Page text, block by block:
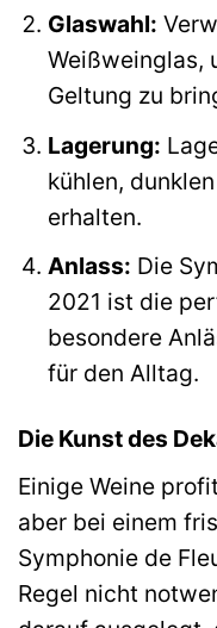
Glaswahl:
Weißweinglas,
Geltung zu
Lagerung:
kühlen,
erhalten.
Anlass: Die
2021 ist die
besondere
für den Alltag.
Die Kunst des
Einige Weine
aber bei einem
Symphonie de
Regel nicht